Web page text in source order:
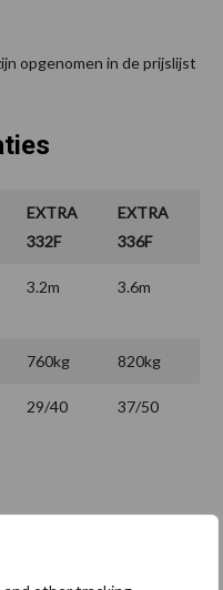
opgenomen in de prijslijst
EXTRA
332F
EXTRA
336F
3.2m 3.6m
760kg 820kg
29/40 37/50